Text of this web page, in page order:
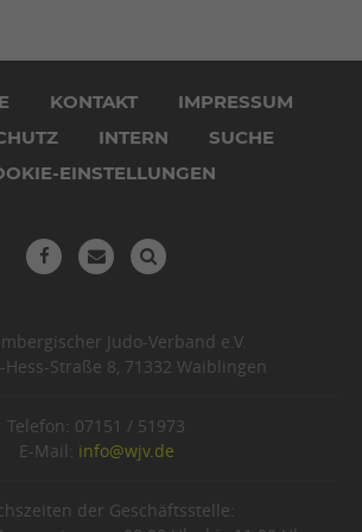
KONTAKT
IMPRESSUM
INTERN
SUCHE
EINSTELLUNGEN
Judo-Verband e.V.
Straße 8, 71332 Waiblingen
Telefon: 07151 / 51973
E-Mail: info@wjv.de
der Geschäftsstelle: